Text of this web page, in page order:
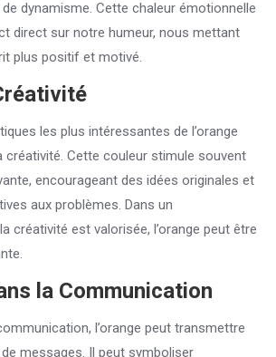
dynamisme. Cette chaleur émotionnelle
direct sur notre humeur, nous mettant
plus positif et motivé.
les plus intéressantes de l’orange
créativité. Cette couleur stimule souvent
encourageant des idées originales et
aux problèmes. Dans un
créativité est valorisée, l’orange peut être
la Communication
l’orange peut transmettre
messages. Il peut symboliser